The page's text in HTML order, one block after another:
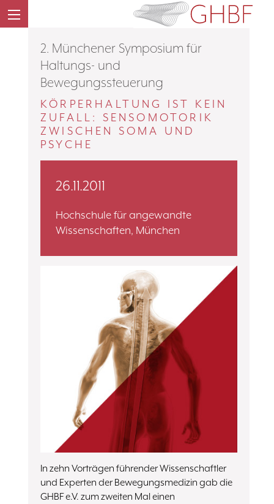
2. Münchener Symposium für
Haltungs- und
Bewegungssteuerung
KÖRPERHALTUNG IST KEIN
ZUFALL: SENSOMOTORIK
ZWISCHEN SOMA UND
PSYCHE
26.11.2011
Hochschule für angewandte
Wissenschaften, München
In zehn Vorträgen führender Wissenschaftler
und Experten der Bewegungsmedizin gab die
GHBF e.V. zum zweiten Mal einen